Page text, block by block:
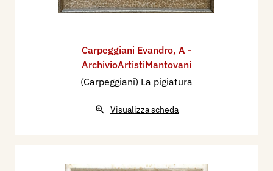
Carpeggiani Evandro, A -
ArchivioArtistiMantovani
(Carpeggiani) La pigiatura
Visualizza scheda